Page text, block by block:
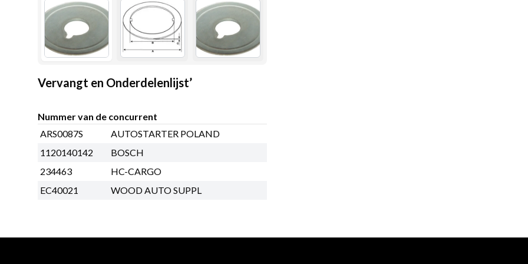
Vervangt en Onderdelenlijst’
Nummer van de concurrent
ARS0087S
AUTOSTARTER POLAND
1120140142
BOSCH
234463
HC-CARGO
EC40021
WOOD AUTO SUPPL